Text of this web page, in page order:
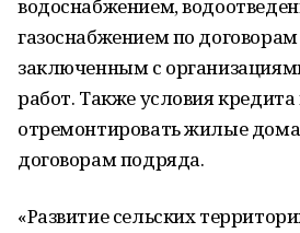
водоснабжением,
газоснабжением по
заключенным с
работ. Также условия кредита
отремонтировать жилые
договорам подряда.
«Развитие сельских